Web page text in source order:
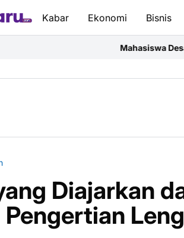
Kabar Ekonomi Bisnis
Mahasiswa Desain Interior ISI
Diajarkan